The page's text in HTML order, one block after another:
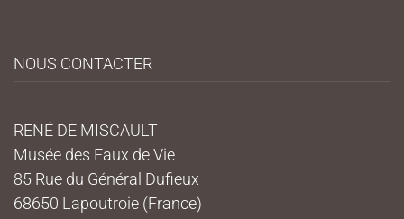
NOUS CONTACTER
RENÉ DE MISCAULT
Musée des Eaux de Vie
85 Rue du Général Dufieux
68650 Lapoutroie (France)